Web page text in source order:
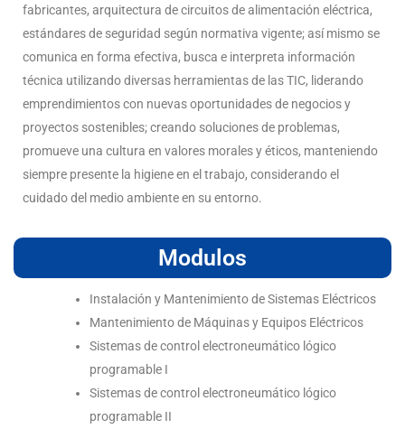
fabricantes, arquitectura de circuitos de alimentación eléctrica,
estándares de seguridad según normativa vigente; así mismo se
comunica en forma efectiva, busca e interpreta información
técnica utilizando diversas herramientas de las TIC, liderando
emprendimientos con nuevas oportunidades de negocios y
proyectos sostenibles; creando soluciones de problemas,
promueve una cultura en valores morales y éticos, manteniendo
siempre presente la higiene en el trabajo, considerando el
cuidado del medio ambiente en su entorno.
Modulos
Instalación y Mantenimiento de Sistemas Eléctricos
Mantenimiento de Máquinas y Equipos Eléctricos
Sistemas de control electroneumático lógico
programable I
Sistemas de control electroneumático lógico
programable II